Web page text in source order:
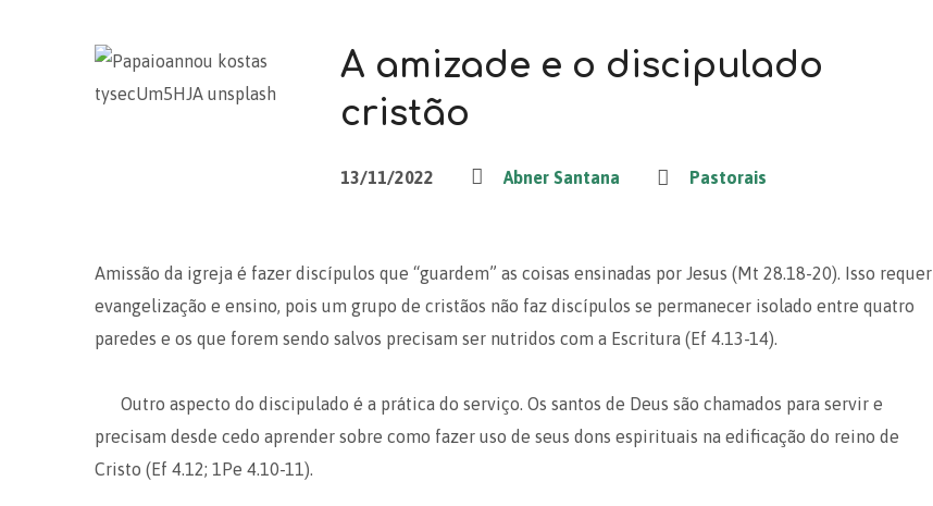
A amizade e o discipulado
cristão
13/11/2022 Abner Santana Pastorais
Amissão da igreja é fazer discípulos que “guardem” as coisas ensinadas por Jesus (Mt 28.18-20). Isso requer
evangelização e ensino, pois um grupo de cristãos não faz discípulos se permanecer isolado entre quatro
paredes e os que forem sendo salvos precisam ser nutridos com a Escritura (Ef 4.13-14).
Outro aspecto do discipulado é a prática do serviço. Os santos de Deus são chamados para servir e
precisam desde cedo aprender sobre como fazer uso de seus dons espirituais na edificação do reino de
Cristo (Ef 4.12; 1Pe 4.10-11).